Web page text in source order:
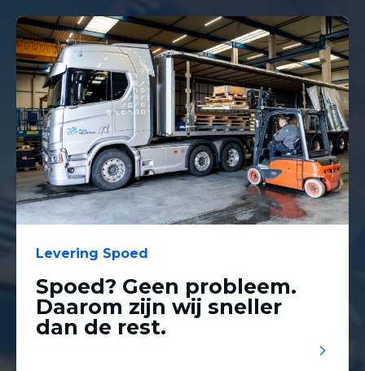
Levering Spoed
Spoed? Geen probleem.
Daarom zijn wij sneller
dan de rest.